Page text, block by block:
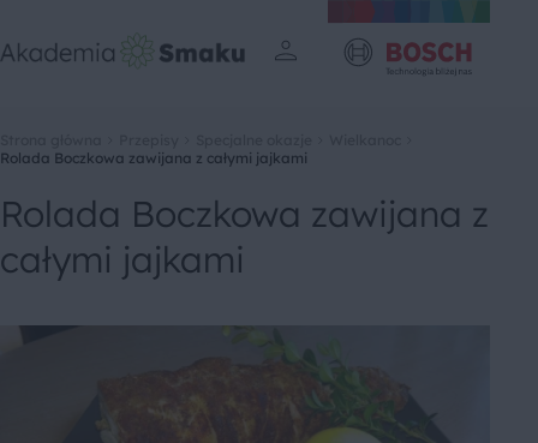
Rolada Boczkowa zawijana z całymi jajkami
Rolada Boczkowa zawijana z
całymi jajkami